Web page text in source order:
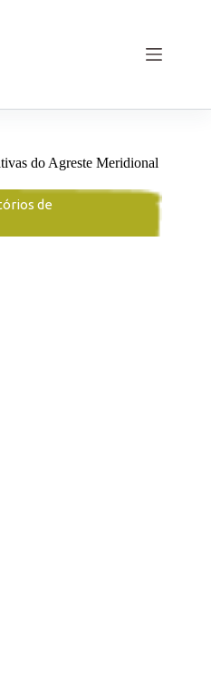
do Agreste Meridional
de